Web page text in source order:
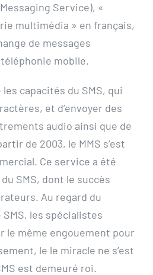
Service), «
multimédia » en français,
de messages
mobile.
capacités du SMS, qui
et d’envoyer des
audio ainsi que de
de 2003, le MMS s’est
Ce service a été
SMS, dont le succès
Au regard du
SMS, les spécialistes
le même engouement pour
le le miracle ne s’est
est demeuré roi.